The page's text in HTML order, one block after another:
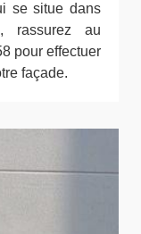
se situe dans
rassurez au
pour effectuer
façade.